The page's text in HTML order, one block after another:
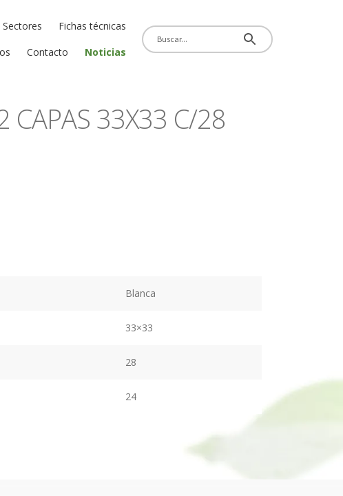
Sectores
Fichas técnicas
Contacto Noticias
CAPAS 33X33 C/28
Blanca
33×33
28
24